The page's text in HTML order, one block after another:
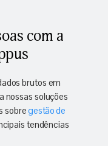
com a
brutos em
nossas soluções
sobregestão de
tendências